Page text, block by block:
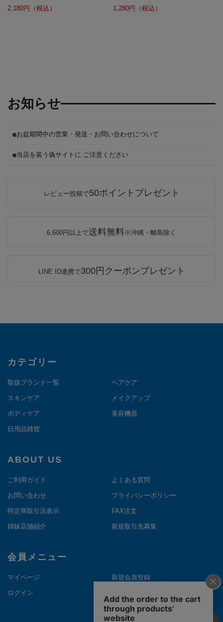
2,180円（税込）
1,280円（税込）
お知らせ
お盆期間中の営業・発送・お問い合わせについて
当店を装う偽サイトに ご注意ください
レビュー投稿で50ポイントプレゼント
6,600円以上で送料無料※沖縄・離島除く
LINE ID連携で300円クーポンプレゼント
カテゴリー
取扱ブランド一覧 ヘアケア
スキンケア メイクアップ
ボディケア 美容機器
日用品雑貨
ABOUT US
ご利用ガイド よくある質問
お問い合わせ プライバシーポリシー
特定商取引法表示 FAX注文
姉妹店舗紹介 新規取引先募集
会員メニュー
マイページ 新規会員登録
ログイン